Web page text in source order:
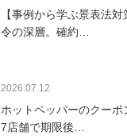
【事例から学ぶ景表法
令の深層。確約…
2026.07.12
ホットペッパーのクー
7店舗で期限後…